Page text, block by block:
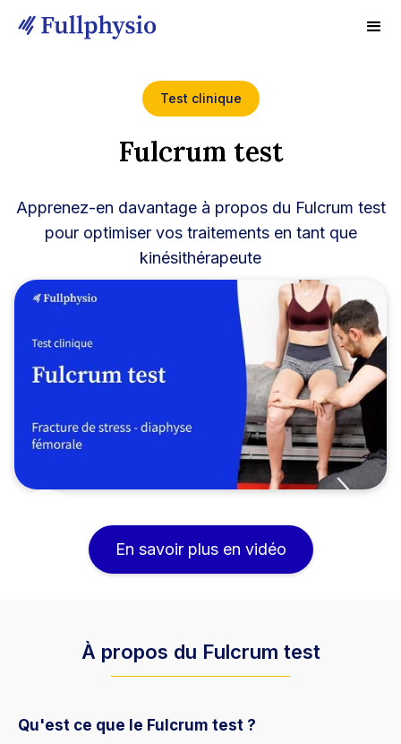
Test clinique
Fulcrum test
Apprenez-en davantage à propos du Fulcrum test
pour optimiser vos traitements en tant que
kinésithérapeute
En savoir plus en vidéo
À propos du Fulcrum test
Qu'est ce que le Fulcrum test ?